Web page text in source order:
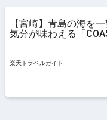
【宮崎】青島の海を
気分が味わえる「
楽天トラベルガイド